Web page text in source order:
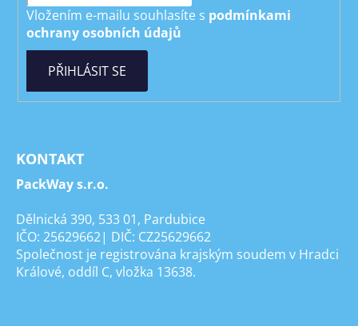
Vložením e-mailu souhlasíte s podmínkami
ochrany osobních údajů
PŘIHLÁSIT SE
KONTAKT
PackWay s.r.o.
Dělnická 390, 533 01, Pardubice
IČO: 25629662| DIČ: CZ25629662
Společnost je registrována krajským soudem v Hradci
Králové, oddíl C, vložka 13638.